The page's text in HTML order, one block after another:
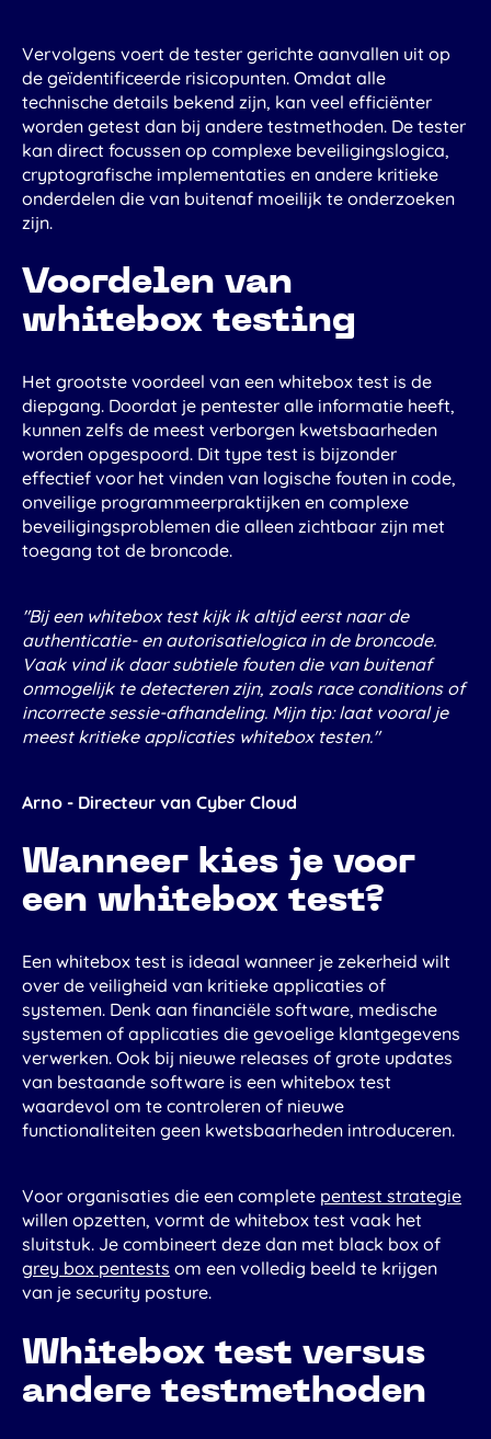
Vervolgens voert de tester gerichte aanvallen uit op
de geïdentificeerde risicopunten. Omdat alle
technische details bekend zijn, kan veel efficiënter
worden getest dan bij andere testmethoden. De tester
kan direct focussen op complexe beveiligingslogica,
cryptografische implementaties en andere kritieke
onderdelen die van buitenaf moeilijk te onderzoeken
zijn.
Voordelen van
whitebox testing
Het grootste voordeel van een whitebox test is de
diepgang. Doordat je pentester alle informatie heeft,
kunnen zelfs de meest verborgen kwetsbaarheden
worden opgespoord. Dit type test is bijzonder
effectief voor het vinden van logische fouten in code,
onveilige programmeerpraktijken en complexe
beveiligingsproblemen die alleen zichtbaar zijn met
toegang tot de broncode.
"Bij een whitebox test kijk ik altijd eerst naar de
authenticatie- en autorisatielogica in de broncode.
Vaak vind ik daar subtiele fouten die van buitenaf
onmogelijk te detecteren zijn, zoals race conditions of
incorrecte sessie-afhandeling. Mijn tip: laat vooral je
meest kritieke applicaties whitebox testen."
Arno - Directeur van Cyber Cloud
Wanneer kies je voor
een whitebox test?
Een whitebox test is ideaal wanneer je zekerheid wilt
over de veiligheid van kritieke applicaties of
systemen. Denk aan financiële software, medische
systemen of applicaties die gevoelige klantgegevens
verwerken. Ook bij nieuwe releases of grote updates
van bestaande software is een whitebox test
waardevol om te controleren of nieuwe
functionaliteiten geen kwetsbaarheden introduceren.
Voor organisaties die een complete pentest strategie
willen opzetten, vormt de whitebox test vaak het
sluitstuk. Je combineert deze dan met black box of
grey box pentests om een volledig beeld te krijgen
van je security posture.
Whitebox test versus
andere testmethoden